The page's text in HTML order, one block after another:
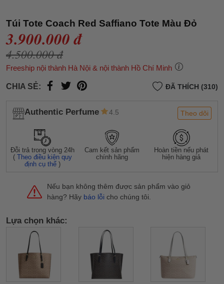
Túi Tote Coach Red Saffiano Tote Màu Đỏ
3.900.000 đ
4.500.000 đ
Freeship nội thành Hà Nội & nội thành Hồ Chí Minh
CHIA SẺ: ĐÃ THÍCH (310)
Authentic Perfume 4.5 Theo dõi
Đỗi trả trong vòng 24h
(Theo điều kiện quy
định cụ thể )
Cam kết sản phẩm
chính hãng
Hoàn tiền nếu phát
hiện hàng giả
Nếu bạn không thêm được sản phẩm vào giỏ
hàng? Hãy báo lỗi cho chúng tôi.
Lựa chọn khác: